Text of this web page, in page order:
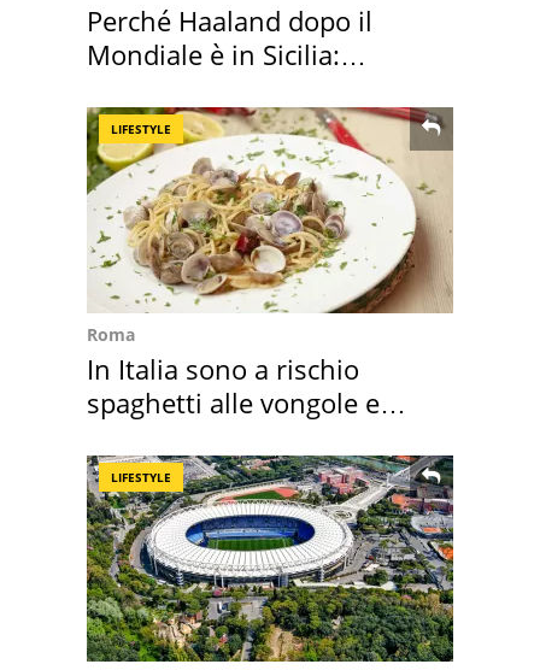
Perché Haaland dopo il
Mondiale è in Sicilia:
LIFESTYLE
Roma
In Italia sono a rischio
spaghetti alle vongole e
LIFESTYLE